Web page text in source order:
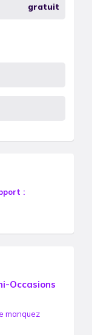
gratuit
:
Occasions
manquez